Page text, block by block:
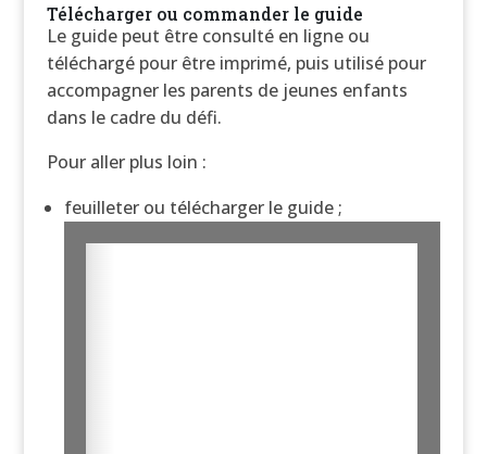
Télécharger ou commander le guide
Le guide peut être consulté en ligne ou
téléchargé pour être imprimé, puis utilisé pour
accompagner les parents de jeunes enfants
dans le cadre du défi.
Pour aller plus loin :
feuilleter ou télécharger le guide ;